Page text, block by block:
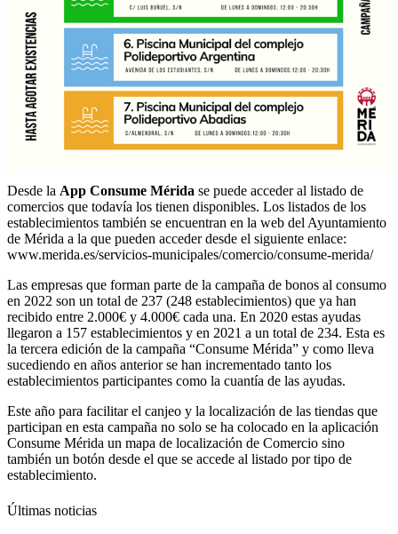
Desde la App Consume Mérida se puede acceder al listado de
comercios que todavía los tienen disponibles. Los listados de los
establecimientos también se encuentran en la web del Ayuntamiento
de Mérida a la que pueden acceder desde el siguiente enlace:
www.merida.es/servicios-municipales/comercio/consume-merida/
Las empresas que forman parte de la campaña de bonos al consumo
en 2022 son un total de 237 (248 establecimientos) que ya han
recibido entre 2.000€ y 4.000€ cada una. En 2020 estas ayudas
llegaron a 157 establecimientos y en 2021 a un total de 234. Esta es
la tercera edición de la campaña “Consume Mérida” y como lleva
sucediendo en años anterior se han incrementado tanto los
establecimientos participantes como la cuantía de las ayudas.
Este año para facilitar el canjeo y la localización de las tiendas que
participan en esta campaña no solo se ha colocado en la aplicación
Consume Mérida un mapa de localización de Comercio sino
también un botón desde el que se accede al listado por tipo de
establecimiento.
Últimas noticias